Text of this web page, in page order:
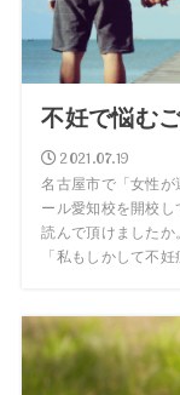
不妊で悩む
2021.07.19
名古屋市で「女性
ール愛知校を開校
読んで頂けましたか
「私もしかして不妊